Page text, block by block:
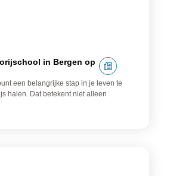
in Bergen op
een belangrijke stap in je leven te
halen. Dat betekent niet alleen